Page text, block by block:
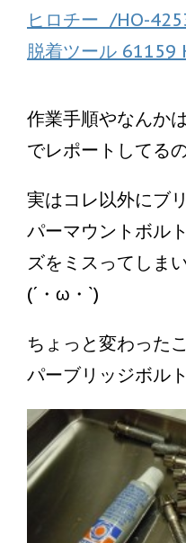
ヒロチー /HO-
脱着ツール 61159
作業手順やなんか
でレポートしてる
実はコレ以外にブ
パーマウントボル
ズをミスってしま
(´・ω・`)
ちょっと変わった
パーブリッジボルト